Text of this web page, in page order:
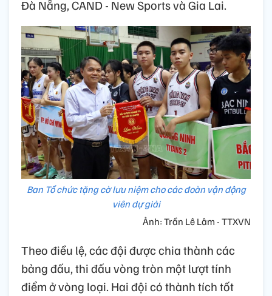
Đà Nẵng, CAND - New Sports và Gia Lai.
Ban Tổ chức tặng cờ lưu niệm cho các đoàn vận động
viên dự giải
Ảnh: Trần Lê Lâm - TTXVN
Theo điều lệ, các đội được chia thành các
bảng đấu, thi đấu vòng tròn một lượt tính
điểm ở vòng loại. Hai đội có thành tích tốt